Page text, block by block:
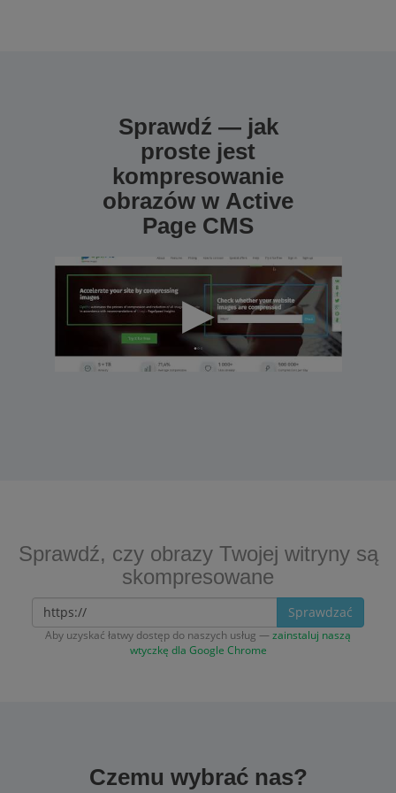
Sprawdź — jak
proste jest
kompresowanie
obrazów w Active
Page CMS
Sprawdź, czy obrazy Twojej witryny są
skompresowane
Sprawdzać
Aby uzyskać łatwy dostęp do naszych usług —zainstaluj naszą
wtyczkę dla Google Chrome
Czemu wybrać nas?